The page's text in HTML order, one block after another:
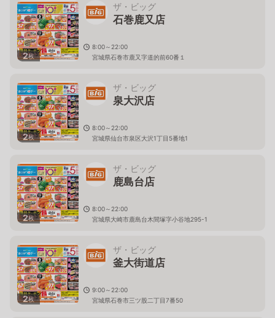
2枚
ザ・ビッグ
石巻鹿又店
8:00～22:00
宮城県石巻市鹿又字道的前60番１
2枚
ザ・ビッグ
泉大沢店
8:00～22:00
宮城県仙台市泉区大沢1丁目5番地1
2枚
ザ・ビッグ
鹿島台店
8:00～22:00
宮城県大崎市鹿島台木間塚字小谷地295-1
2枚
ザ・ビッグ
釜大街道店
9:00～22:00
宮城県石巻市三ツ股二丁目7番50